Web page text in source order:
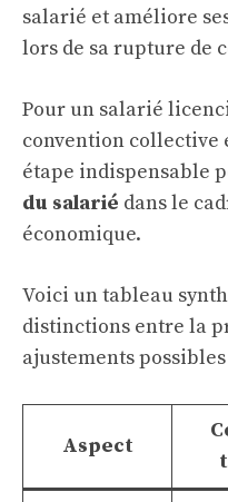
salarié et améliore
lors de sa rupture de
Pour un salarié
convention collective
étape indispensable
du salarié dans le
économique.
Voici un tableau
distinctions entre la
ajustements
Aspect